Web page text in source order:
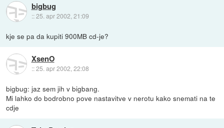
bigbug
::25. apr 2002, 21:09
kje se pa da kupiti 900MB cd-je?
XsenO
::25. apr 2002, 22:08
bigbug: jaz sem jih v bigbang.
Mi lahko do bodrobno pove nastavitve v nerotu kako snemati na te
cdje